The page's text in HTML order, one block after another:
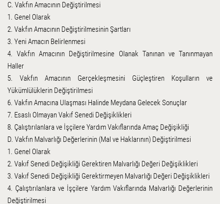
C. Vakfın Amacının Değiştirilmesi
1. Genel Olarak
2. Vakfın Amacının Değiştirilmesinin Şartları
3. Yeni Amacın Belirlenmesi
4. Vakfın Amacının Değiştirilmesine Olanak Tanınan ve Tanınmayan
Haller
5. Vakfın Amacının Gerçekleşmesini Güçleştiren Koşulların ve
Yükümlülüklerin Değiştirilmesi
6. Vakfın Amacına Ulaşması Halinde Meydana Gelecek Sonuçlar
7. Esaslı Olmayan Vakıf Senedi Değişiklikleri
8. Çalıştırılanlara ve İşçilere Yardım Vakıflarında Amaç Değişikliği
D. Vakfın Malvarlığı Değerlerinin (Mal ve Haklarının) Değiştirilmesi
1. Genel Olarak
2. Vakıf Senedi Değişikliği Gerektiren Malvarlığı Değeri Değişiklikleri
3. Vakıf Senedi Değişikliği Gerektirmeyen Malvarlığı Değeri Değişiklikleri
4. Çalıştırılanlara ve İşçilere Yardım Vakıflarında Malvarlığı Değerlerinin
Değiştirilmesi